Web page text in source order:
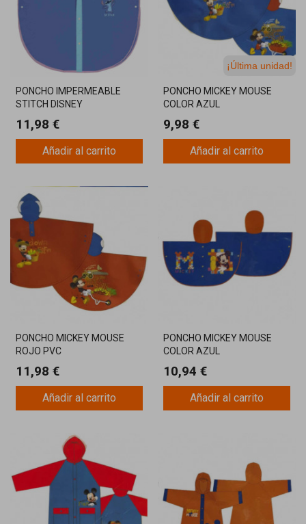
PONCHO IMPERMEABLE
STITCH DISNEY
11,98 €
Añadir al carrito
¡Última unidad!
PONCHO MICKEY MOUSE
COLOR AZUL
9,98 €
Añadir al carrito
PONCHO MICKEY MOUSE
ROJO PVC
11,98 €
Añadir al carrito
PONCHO MICKEY MOUSE
COLOR AZUL
10,94 €
Añadir al carrito